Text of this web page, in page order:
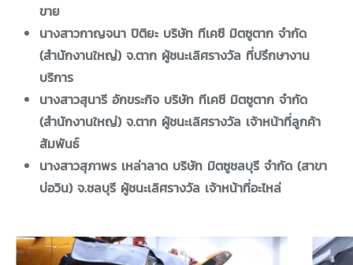
ขาย
นางสาวกาญจนา ปิติยะ บริษัท ทีเคซี มิตซูตาก จำกัด
(สำนักงานใหญ่) จ.ตาก ผู้ชนะเลิศรางวัล ที่ปรึกษางาน
บริการ
นางสาวสุนารี อักขระกิจ บริษัท ทีเคซี มิตซูตาก จำกัด
(สำนักงานใหญ่) จ.ตาก ผู้ชนะเลิศรางวัล เจ้าหน้าที่ลูกค้า
สัมพันธ์
นางสาวสุภาพร เหล่าลาด บริษัท มิตซูชลบุรี จำกัด (สาขา
บ่อวิน) จ.ชลบุรี ผู้ชนะเลิศรางวัล เจ้าหน้าที่อะไหล่